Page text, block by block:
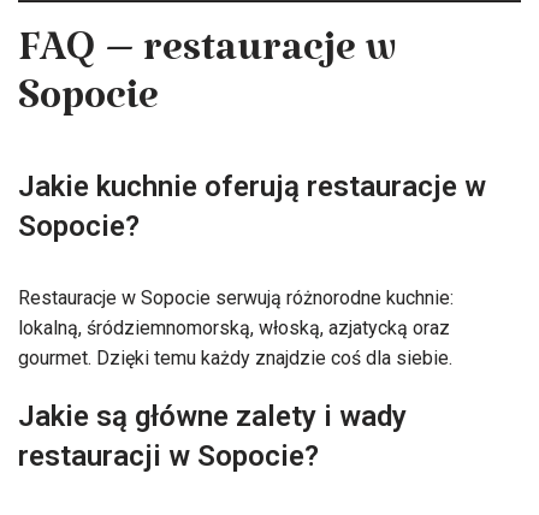
FAQ – restauracje w
Sopocie
Jakie kuchnie oferują restauracje w
Sopocie?
Restauracje w Sopocie serwują różnorodne kuchnie:
lokalną, śródziemnomorską, włoską, azjatycką oraz
gourmet. Dzięki temu każdy znajdzie coś dla siebie.
Jakie są główne zalety i wady
restauracji w Sopocie?